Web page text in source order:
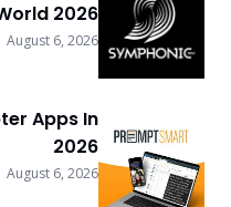
2026
August 6, 2026
Apps In
2026
August 6, 2026